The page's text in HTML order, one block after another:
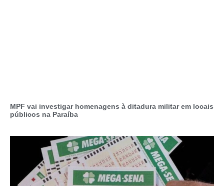
MPF vai investigar homenagens à ditadura militar em locais
públicos na Paraíba